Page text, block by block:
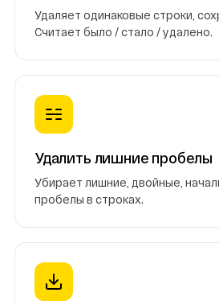
Удаляет одинаковые строки,
Считает было / стало / удалено.
Удалить лишние пробелы
Убирает лишние, двойные,
пробелы в строках.